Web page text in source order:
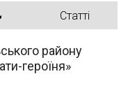
Статті
району
героїня»